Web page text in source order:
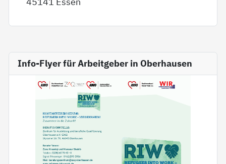
Info-Flyer für Arbeitgeber in Oberhausen